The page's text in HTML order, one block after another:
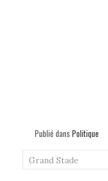
Publié dans Politique
Grand Stade